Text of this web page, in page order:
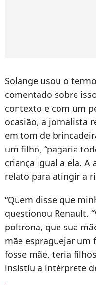
Solange usou o
comentado sobre
contexto e com um
ocasião, a jornalista
em tom de
um filho, “pagaria
criança igual a ela.
relato para atingir a
“Quem disse que
questionou Renault.
poltrona, que sua
mãe espraguejar um
fosse mãe, teria
insistiu a intérprete